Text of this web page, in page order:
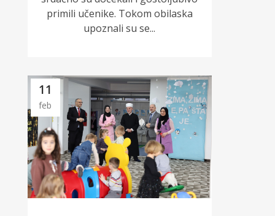
primili učenike. Tokom obilaska
upoznali su se...
11
feb